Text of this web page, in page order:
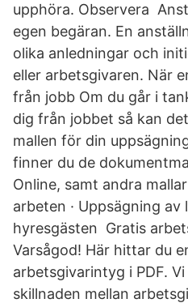
upphöra. Observera
egen begäran. En
olika anledningar och
eller arbetsgivaren. När
från jobb Om du går i
dig från jobbet så kan
mallen för din
finner du de
Online, samt andra
arbeten · Uppsägning
hyresgästen Gratis
Varsågod! Här hittar du
arbetsgivarintyg i PDF.
skillnaden mellan